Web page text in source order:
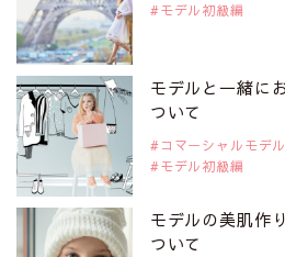
2019年9月29日
注目モデルを1名追加いたしました。
是非ご覧ください。
注目モデル 藤井サチさん
2019年9月29日
注目モデルを1名追加いたしました。
是非ご覧ください。
大注目のモデル10人
モデル初級編
モデルと一緒に
ついて
コマーシャルモデル
モデル初級編
モデルの美肌作
ついて